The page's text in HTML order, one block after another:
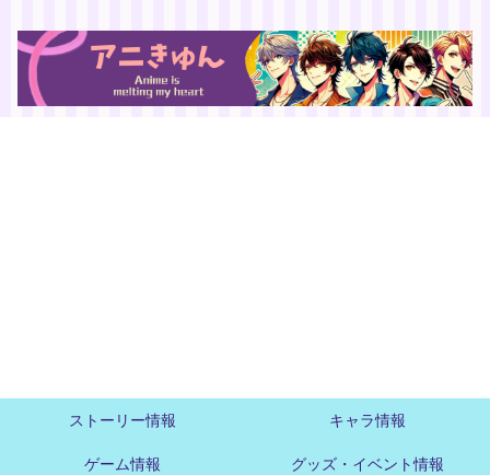
ストーリー情報 キャラ情報
ゲーム情報 グッズ・イベント情報